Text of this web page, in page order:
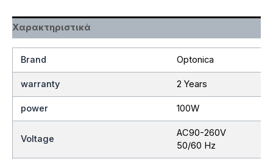
Χαρακτηριστικά
Brand Optonica
warranty 2 Years
power 100W
Voltage
AC90-260V
50/60 Hz